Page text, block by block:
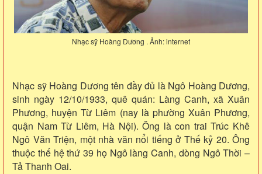
Nhạc sỹ Hoàng Dương . Ảnh: internet
Nhạc sỹ Hoàng Dương tên đầy đủ là Ngô Hoàng Dương,
sinh ngày 12/10/1933, quê quán: Làng Canh, xã Xuân
Phương, huyện Từ Liêm (nay là phường Xuân Phương,
quận Nam Từ Liêm, Hà Nội). Ông là con trai Trúc Khê
Ngô Văn Triện, một nhà văn nổi tiếng ở Thế kỷ 20. Ông
thuộc thế hệ thứ 39 họ Ngô làng Canh, dòng Ngô Thời –
Tả Thanh Oai.